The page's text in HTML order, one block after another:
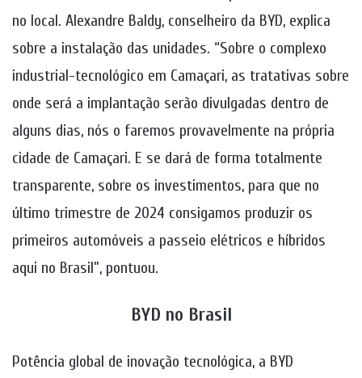
no local. Alexandre Baldy, conselheiro da BYD, explica
sobre a instalação das unidades. “Sobre o complexo
industrial-tecnológico em Camaçari, as tratativas sobre
onde será a implantação serão divulgadas dentro de
alguns dias, nós o faremos provavelmente na própria
cidade de Camaçari. E se dará de forma totalmente
transparente, sobre os investimentos, para que no
último trimestre de 2024 consigamos produzir os
primeiros automóveis a passeio elétricos e híbridos
aqui no Brasil”, pontuou.
BYD no Brasil
Potência global de inovação tecnológica, a BYD